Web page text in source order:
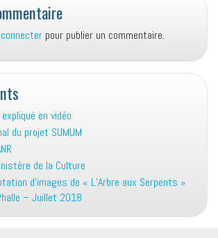
pour publier un commentaire.
en vidéo
du projet SUMUM
de la Culture
d’images de « L’Arbre aux Serpents »
– Juillet 2018